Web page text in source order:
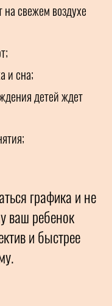
свежем воздухе
и сна;
детей ждет
графика и не
ваш ребенок
и быстрее